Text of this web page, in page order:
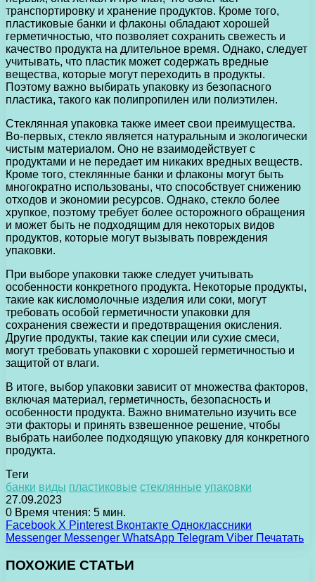
транспортировку и хранение продуктов. Кроме того,
пластиковые банки и флаконы обладают хорошей
герметичностью, что позволяет сохранить свежесть и
качество продукта на длительное время. Однако, следует
учитывать, что пластик может содержать вредные
вещества, которые могут переходить в продукты.
Поэтому важно выбирать упаковку из безопасного
пластика, такого как полипропилен или полиэтилен.
Стеклянная упаковка также имеет свои преимущества.
Во-первых, стекло является натуральным и экологически
чистым материалом. Оно не взаимодействует с
продуктами и не передает им никаких вредных веществ.
Кроме того, стеклянные банки и флаконы могут быть
многократно использованы, что способствует снижению
отходов и экономии ресурсов. Однако, стекло более
хрупкое, поэтому требует более осторожного обращения
и может быть не подходящим для некоторых видов
продуктов, которые могут вызывать повреждения
упаковки.
При выборе упаковки также следует учитывать
особенности конкретного продукта. Некоторые продукты,
такие как кисломолочные изделия или соки, могут
требовать особой герметичности упаковки для
сохранения свежести и предотвращения окисления.
Другие продукты, такие как специи или сухие смеси,
могут требовать упаковки с хорошей герметичностью и
защитой от влаги.
В итоге, выбор упаковки зависит от множества факторов,
включая материал, герметичность, безопасность и
особенности продукта. Важно внимательно изучить все
эти факторы и принять взвешенное решение, чтобы
выбрать наиболее подходящую упаковку для конкретного
продукта.
Теги
банки виды пластиковые стеклянные упаковки
27.09.2023
0 Время чтения: 5 мин.
Facebook X Pinterest Вконтакте Одноклассники
Messenger Messenger WhatsApp Telegram Viber Печатать
ПОХОЖИЕ СТАТЬИ